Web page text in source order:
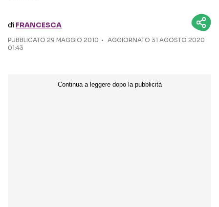
di FRANCESCA
PUBBLICATO 29 MAGGIO 2010
AGGIORNATO 31 AGOSTO 2020
01:43